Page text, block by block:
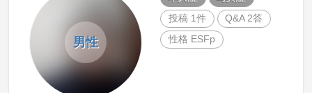
男性
投稿 1件
Q&A 2答
性格 ESFp